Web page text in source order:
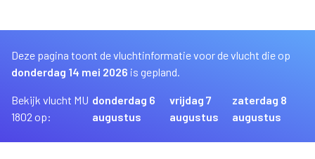
Deze pagina toont de vluchtinformatie voor de vlucht die op
donderdag 14 mei 2026 is gepland.
Bekijk vlucht MU
1802 op:
donderdag 6
augustus
vrijdag 7
augustus
zaterdag 8
augustus